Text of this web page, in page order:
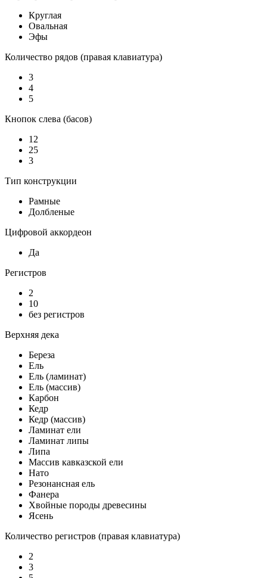
Круглая
Овальная
Эфы
Количество рядов (правая клавиатура)
3
4
5
Кнопок слева (басов)
12
25
3
Тип конструкции
Рамные
Долбленые
Цифровой аккордеон
Да
Регистров
2
10
без регистров
Верхняя дека
Береза
Ель
Ель (ламинат)
Ель (массив)
Карбон
Кедр
Кедр (массив)
Ламинат ели
Ламинат липы
Липа
Массив кавказской ели
Нато
Резонансная ель
Фанера
Хвойные породы древесины
Ясень
Количество регистров (правая клавиатура)
2
3